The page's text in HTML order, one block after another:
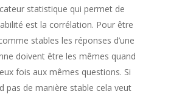
statistique qui permet de
est la corrélation. Pour être
stables les réponses d’une
doivent être les mêmes quand
fois aux mêmes questions. Si
pas de manière stable cela veut